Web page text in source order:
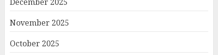
November 2025
October 2025